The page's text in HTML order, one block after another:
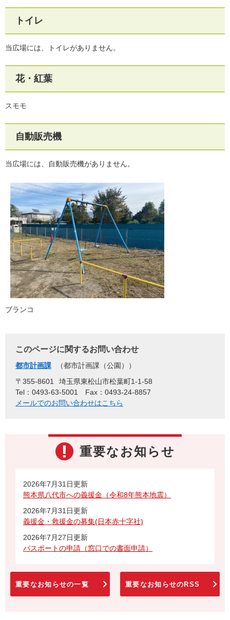
トイレ
当広場には、トイレがありません。
花・紅葉
スモモ
自動販売機
当広場には、自動販売機がありません。
ブランコ
このページに関するお問い合わせ
都市計画課
都市計画課（公園）
〒355-8601
埼玉県東松山市松葉町1-1-58
Tel：0493-63-5001
Fax：0493-24-8857
メールでのお問い合わせはこちら
重要なお知らせ
2026年7月31日更新
熊本県八代市への義援金（令和8年熊本地震）
2026年7月31日更新
義援金・救援金の募集(日本赤十字社)
2026年7月27日更新
パスポートの申請（窓口での書面申請）
重要なお知らせの一覧 重要なお知らせのRSS